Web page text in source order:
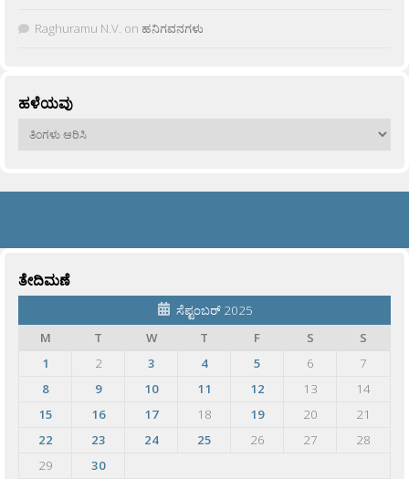
Raghuramu N.V. on ಹನಿಗವನಗಳು
ಹಳೆಯವು
ಹಳೆಯವು
ತೇದಿಮಣೆ
ಸೆಪ್ಟಂಬರ್ 2025
M
T W T F S
S
1
2 3 4 5 6
7
8
9 10 11 12 13
14
15
16 17 18 19 20
21
22
23 24 25 26 27
28
29
30